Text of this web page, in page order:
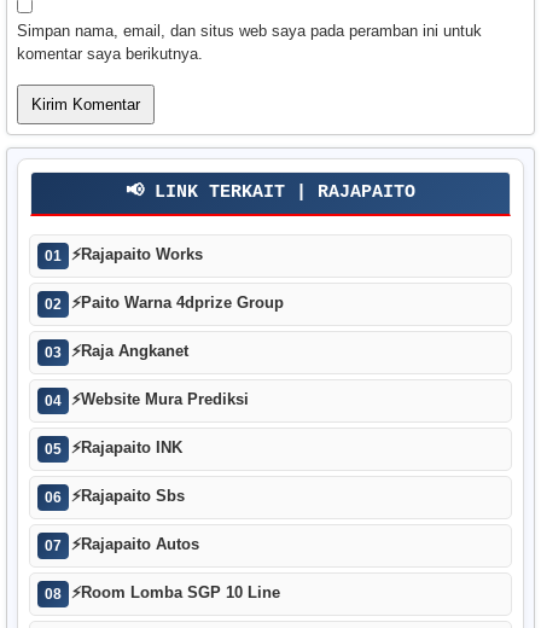
Simpan nama, email, dan situs web saya pada peramban ini untuk
komentar saya berikutnya.
📢 LINK TERKAIT | RAJAPAITO
01 ⚡Rajapaito Works
02 ⚡Paito Warna 4dprize Group
03 ⚡Raja Angkanet
04 ⚡Website Mura Prediksi
05 ⚡Rajapaito INK
06 ⚡Rajapaito Sbs
07 ⚡Rajapaito Autos
08 ⚡Room Lomba SGP 10 Line